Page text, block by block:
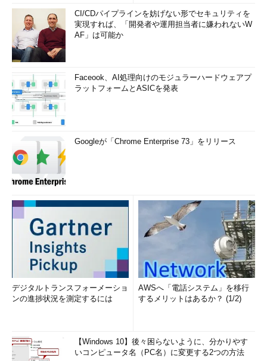
CI/CDパイプラインを妨げない形でセキュリティを
実現すれば、「開発者や運用担当者に嫌われないW
AF」は可能か
Faceook、AI処理向けのモジュラーハードウェアプ
ラットフォームとASICを発表
Googleが「Chrome Enterprise 73」をリリース
デジタルトランスフォーメーショ
ンの進捗状況を測定するには
AWSへ「電話システム」を移行
するメリットはあるか？ (1/2)
【Windows 10】後々困らないように、分かりやす
いコンピュータ名（PC名）に変更する2つの方法